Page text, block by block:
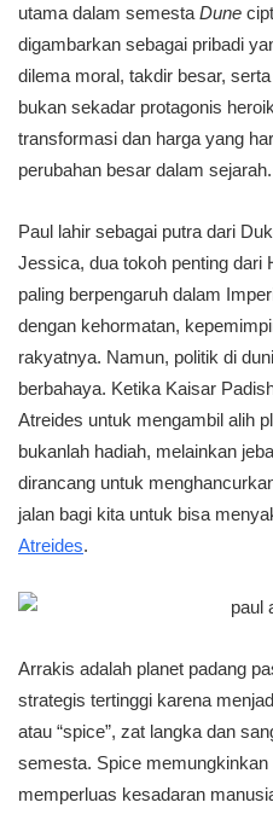
utama dalam semesta Dune
digambarkan sebagai pribadi
dilema moral, takdir besar,
bukan sekadar protagonis
transformasi dan harga yang
perubahan besar dalam sejarah.
Paul lahir sebagai putra dari
Jessica, dua tokoh penting dari
paling berpengaruh dalam
dengan kehormatan,
rakyatnya. Namun, politik di
berbahaya. Ketika Kaisar
Atreides untuk mengambil alih
bukanlah hadiah, melainkan
dirancang untuk
jalan bagi kita untuk bisa
Atreides.
Arrakis adalah planet padang
strategis tertinggi karena
atau “spice”, zat langka dan
semesta. Spice memungkinkan
memperluas kesadaran